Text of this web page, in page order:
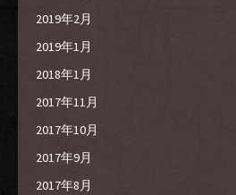
2019年2月
2019年1月
2018年1月
2017年11月
2017年10月
2017年9月
2017年8月